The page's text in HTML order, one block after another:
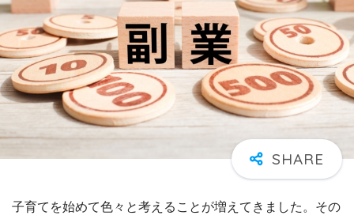
子育てを始めて色々と考えることが増えてきました。その